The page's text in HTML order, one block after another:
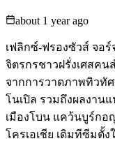
about 1 year ago
เฟลิกซ์-ฟรองซัวส์ จอร์
จิตรกรชาวฝรั่งเศสค
จากการวาดภาพทิวทั
โนเปิล รวมถึงผลงาน
เมืองโบน แคว้นบูร์กอ
โครเอเชีย เดิมทีซีมตั้